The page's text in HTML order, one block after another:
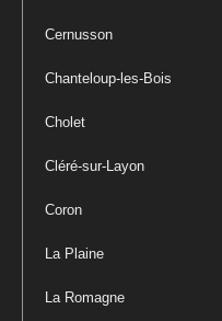
Cernusson
Chanteloup-les-Bois
Cholet
Cléré-sur-Layon
Coron
La Plaine
La Romagne